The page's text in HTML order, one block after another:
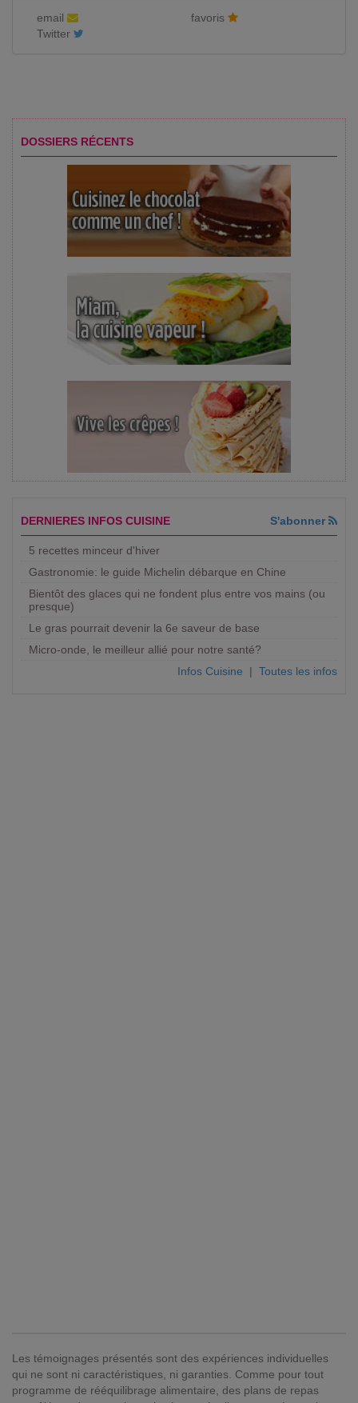
email
favoris
Twitter
DOSSIERS RÉCENTS
DERNIERES INFOS CUISINE S'abonner
5 recettes minceur d'hiver
Gastronomie: le guide Michelin débarque en Chine
Bientôt des glaces qui ne fondent plus entre vos mains (ou
presque)
Le gras pourrait devenir la 6e saveur de base
Micro-onde, le meilleur allié pour notre santé?
Infos Cuisine | Toutes les infos
Les témoignages présentés sont des expériences individuelles
qui ne sont ni caractéristiques, ni garanties. Comme pour tout
programme de rééquilibrage alimentaire, des plans de repas